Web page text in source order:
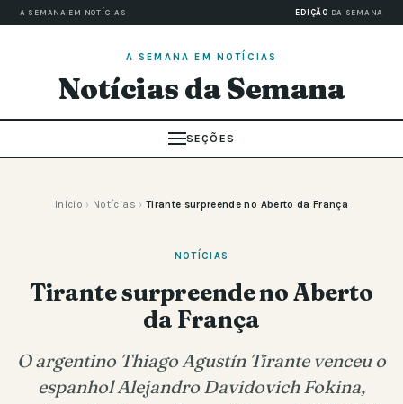
A SEMANA EM NOTÍCIAS EDIÇÃO DA SEMANA
A SEMANA EM NOTÍCIAS
Notícias da Semana
SEÇÕES
Início › Notícias › Tirante surpreende no Aberto da França
NOTÍCIAS
Tirante surpreende no Aberto
da França
O argentino Thiago Agustín Tirante venceu o
espanhol Alejandro Davidovich Fokina,